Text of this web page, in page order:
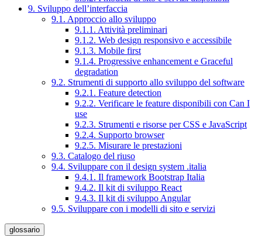
9. Sviluppo dell’interfaccia
9.1. Approccio allo sviluppo
9.1.1. Attività preliminari
9.1.2. Web design responsivo e accessibile
9.1.3. Mobile first
9.1.4. Progressive enhancement e Graceful
degradation
9.2. Strumenti di supporto allo sviluppo del software
9.2.1. Feature detection
9.2.2. Verificare le feature disponibili con Can I
use
9.2.3. Strumenti e risorse per CSS e JavaScript
9.2.4. Supporto browser
9.2.5. Misurare le prestazioni
9.3. Catalogo del riuso
9.4. Sviluppare con il design system .italia
9.4.1. Il framework Bootstrap Italia
9.4.2. Il kit di sviluppo React
9.4.3. Il kit di sviluppo Angular
9.5. Sviluppare con i modelli di sito e servizi
glossario